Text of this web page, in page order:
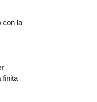
con la
finita